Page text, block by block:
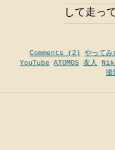
して走っ
Comments (2) やってみ
YouTube ATOMOS 友人
撮